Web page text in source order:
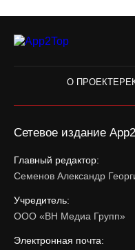
О ПРОЕКТЕ
Сетевое издание
Главный редактор:
Семенов Александр
Учредитель:
ООО «ВН Медиа Групп»
Электронная почта: